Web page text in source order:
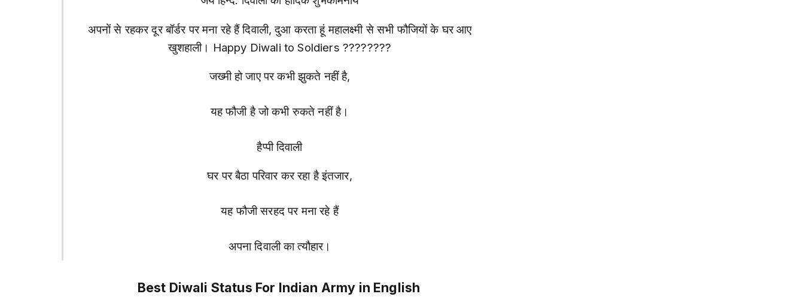
अपनों से रहकर दूर बॉर्डर पर मना रहे हैं दिवाली, दुआ करता हूं महालक्ष्मी से सभी फौजियों के घर आए
खुशहाली। Happy Diwali to Soldiers ????????
जख्मी हो जाए पर कभी झुकते नहीं है,
यह फौजी है जो कभी रुकते नहीं है।
हैप्पी दिवाली
घर पर बैठा परिवार कर रहा है इंतजार,
यह फौजी सरहद पर मना रहे हैं
अपना दिवाली का त्यौहार।
Best Diwali Status For Indian Army in English